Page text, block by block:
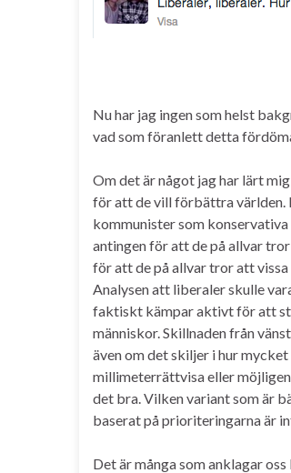
Nu har jag ingen som helst
vad som föranlett detta
Om det är något jag har lärt
för att de vill förbättra världen.
kommunister som
antingen för att de på allvar
för att de på allvar tror att
Analysen att liberaler skulle
faktiskt kämpar aktivt för att
människor. Skillnaden från
även om det skiljer i hur
millimeterrättvisa eller möjligen
det bra. Vilken variant som är
baserat på prioriteringarna är
Det är många som anklagar